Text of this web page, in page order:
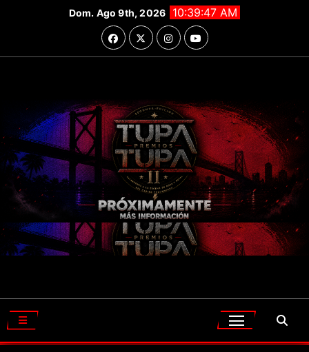
Dom. Ago 9th, 2026 10:39:49 AM